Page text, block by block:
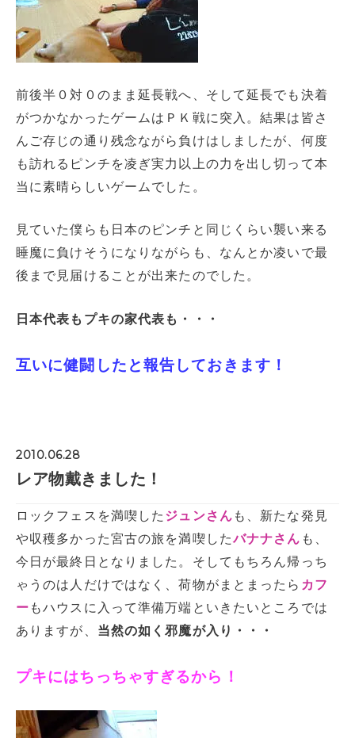
前後半０対０のまま延長戦へ、そして延長でも決着
がつかなかったゲームはＰＫ戦に突入。結果は皆さ
んご存じの通り残念ながら負けはしましたが、何度
も訪れるピンチを凌ぎ実力以上の力を出し切って本
当に素晴らしいゲームでした。
見ていた僕らも日本のピンチと同じくらい襲い来る
睡魔に負けそうになりながらも、なんとか凌いで最
後まで見届けることが出来たのでした。
日本代表もプキの家代表も・・・
互いに健闘したと報告しておきます！
2010.06.28
レア物戴きました！
ロックフェスを満喫した ジュンさん も、新たな発見
や収穫多かった宮古の旅を満喫したバナナさん も、
今日が最終日となりました。そしてもちろん帰っち
ゃうのは人だけではなく、荷物がまとまったら カフ
ー もハウスに入って準備万端といきたいところでは
ありますが、 当然の如く邪魔が入り・・・
プキにはちっちゃすぎるから！